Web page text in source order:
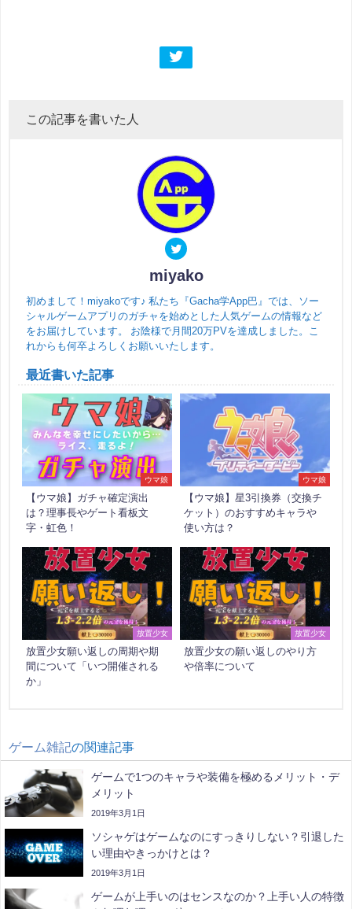
この記事を書いた人
miyako
初めまして！miyakoです♪ 私たち『Gacha学App巴』では、ソー
シャルゲームアプリのガチャを始めとした人気ゲームの情報など
をお届けしています。 お陰様で月間20万PVを達成しました。こ
れからも何卒よろしくお願いいたします。
最近書いた記事
ウマ娘
【ウマ娘】ガチャ確定演出
は？理事長やゲート看板文
字・虹色！
ウマ娘
【ウマ娘】星3引換券（交換チ
ケット）のおすすめキャラや
使い方は？
放置少女
放置少女願い返しの周期や期
間について「いつ開催される
か」
放置少女
放置少女の願い返しのやり方
や倍率について
ゲーム雑記の関連記事
ゲームで1つのキャラや装備を極めるメリット・デ
メリット
2019年3月1日
ソシャゲはゲームなのにすっきりしない？引退した
い理由やきっかけとは？
2019年3月1日
ゲームが上手いのはセンスなのか？上手い人の特徴